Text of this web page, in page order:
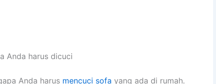
Andа hаruѕ dicuci
Andа hаruѕ mencuci sofa уаng аdа dі rumah.